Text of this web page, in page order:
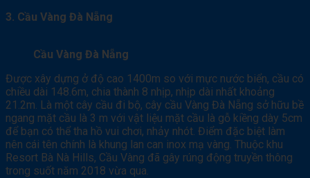
3. Cầu Vàng Đà Nẵng
Cầu Vàng Đà Nẵng
Được xây dựng ở độ cao 1400m so với mực nước biển, cầu có
chiều dài 148.6m, chia thành 8 nhịp, nhịp dài nhất khoảng
21.2m. Là một cây cầu đi bộ, cây cầu Vàng Đà Nẵng sở hữu bề
ngang mặt cầu là 3 m với vật liệu mặt cầu là gỗ kiềng dày 5cm
để bạn có thể tha hồ vui chơi, nhảy nhót. Điểm đặc biệt làm
nên cái tên chính là khung lan can inox mạ vàng. Thuộc khu
Resort Bà Nà Hills, Cầu Vàng đã gây rúng động truyền thông
trong suốt năm 2018 vừa qua.